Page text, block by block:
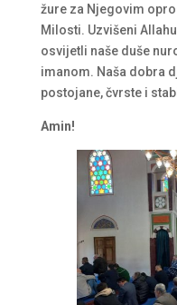
žure za Njegovim
Milosti. Uzvišeni
osvijetli naše duše
imanom. Naša dobra
postojane, čvrste i
Amin!